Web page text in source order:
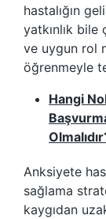
hastalığın
yatkınlık bile
ve uygun rol
öğrenmeyle
Hangi
Anksiyete
sağlama
kaygıdan